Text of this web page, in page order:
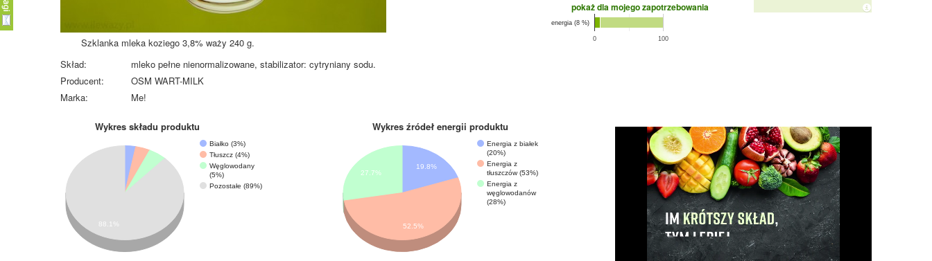
Szklanka mleka koziego 3,8% waży 240 g.
pokaż dla mojego zapotrzebowania
0 100
energia (8 %)
Skład:
mleko pełne nienormalizowane, stabilizator: cytryniany sodu.
Producent:
OSM WART-MILK
Marka:
Me!
Wykres składu produktu
Białko (3%)
Tłuszcz (4%)
Węglowodany
(5%)
Pozostałe (89%)
88.1%
Wykres źródeł energii produktu
Energia z białek
(20%)
Energia z
tłuszczów (53%)
Energia z
węglowodanów
(28%)
19.8%
27.7%
52.5%